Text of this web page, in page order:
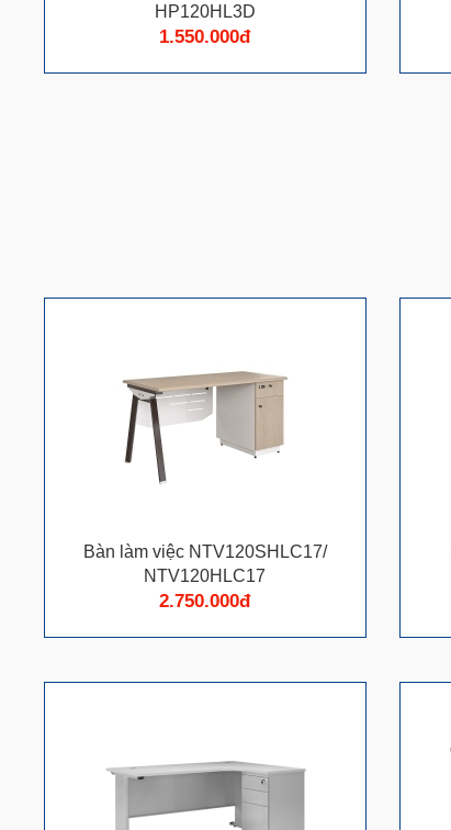
HP120HL3D
1.550.000đ
Bàn làm việc NTV120SHLC17/
NTV120HLC17
2.750.000đ